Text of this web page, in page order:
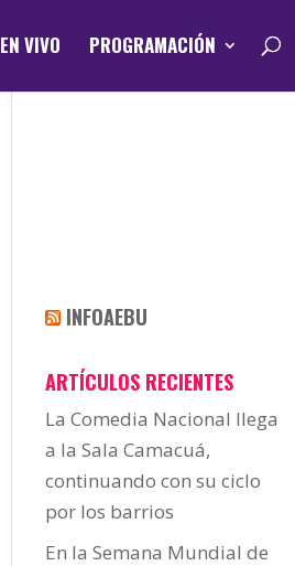
EN VIVO PROGRAMACIÓN
INFOAEBU
ARTÍCULOS RECIENTES
La Comedia Nacional llega
a la Sala Camacuá,
continuando con su ciclo
por los barrios
En la Semana Mundial de